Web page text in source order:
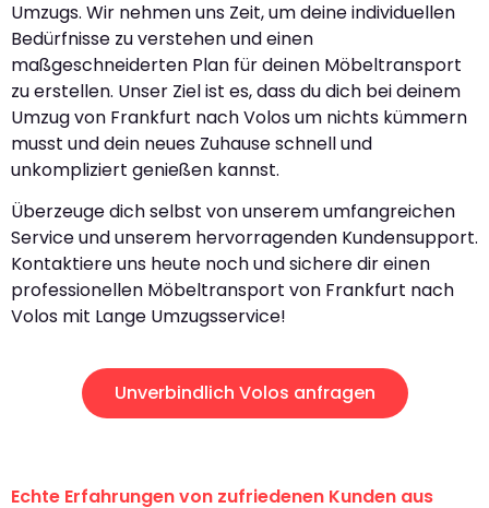
Umzugs. Wir nehmen uns Zeit, um deine individuellen
Bedürfnisse zu verstehen und einen
maßgeschneiderten Plan für deinen Möbeltransport
zu erstellen. Unser Ziel ist es, dass du dich bei deinem
Umzug von Frankfurt nach Volos um nichts kümmern
musst und dein neues Zuhause schnell und
unkompliziert genießen kannst.
Überzeuge dich selbst von unserem umfangreichen
Service und unserem hervorragenden Kundensupport.
Kontaktiere uns heute noch und sichere dir einen
professionellen Möbeltransport von Frankfurt nach
Volos mit Lange Umzugsservice!
Unverbindlich Volos anfragen
Echte Erfahrungen von zufriedenen Kunden aus